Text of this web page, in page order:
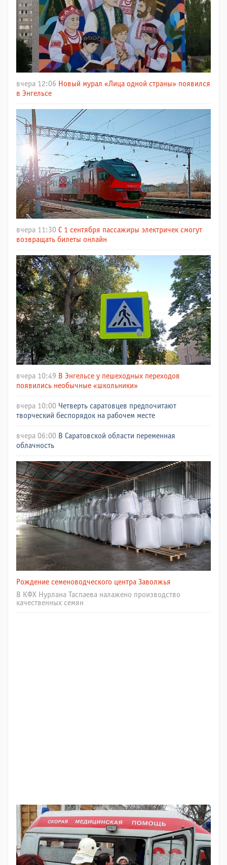
вчера 12:06 Новый мурал «Лица одной страны» появился
в Энгельсе
вчера 11:30 С 1 сентября пассажиры электричек смогут
возвращать билеты онлайн
вчера 10:49 В Энгельсе у пешеходных переходов
появились необычные «школьники»
вчера 10:00 Четверть саратовцев предпочитают
творческий беспорядок на рабочем месте
вчера 06:00 В Саратовской области переменная
облачность
Рождение семеноводческого центра Заволжья
В КФХ Нурлана Таспаева налажено производство
качественных семян